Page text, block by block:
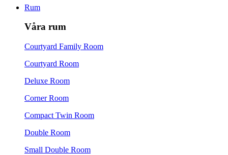
Rum
Våra rum
Courtyard Family Room
Courtyard Room
Deluxe Room
Corner Room
Compact Twin Room
Double Room
Small Double Room